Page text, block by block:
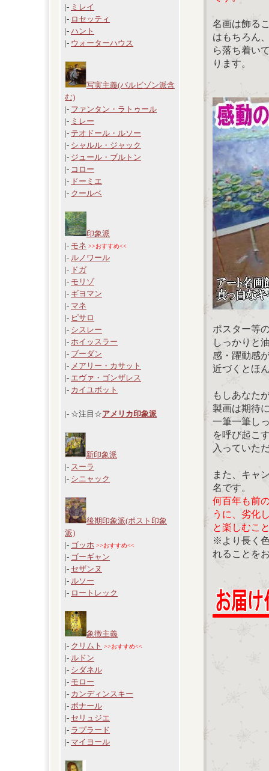
|- ミレイ
|- ロセッティ
|- ハント
|- ウォーターハウス
写実主義(バルビゾン派含
む)
|- ファンタン・ラトゥール
|- ミレー
|- テオドール・ルソー
|- シャルル・ジャック
|- ジュール・ブルトン
|- コロー
|- ドーミエ
|- クールベ
印象派
|- モネ >>おすすめ<<
|- ルノワール
|- ドガ
|- モリゾ
|- ギヨマン
|- マネ
|- ピサロ
|- シスレー
|- ホイッスラー
|- ブーダン
|- メアリー・カサット
|- エヴァ・ゴンザレス
|- カイユボット
|- ☆注目☆アメリカ印象派
新印象派
|- スーラ
|- シニャック
後期印象派(ポスト印象
派)
|- ゴッホ >>おすすめ<<
|- ゴーギャン
|- セザンヌ
|- ルソー
|- ロートレック
象徴主義
|- クリムト >>おすすめ<<
|- ルドン
|- シダネル
|- モロー
|- カンディンスキー
|- ボナール
|- セリュジエ
|- ラプラード
|- マイヨール
名画は飾る
はもちろん
ら落ち着い
ります。
ポスター等
しっかりと
感・躍動感
近づくとほ
もしあなた
製画は期待
一筆一筆し
を呼び起こ
入っていた
また、キャ
名です。
何百年も前
うに、劣化
と楽しむこ
※より長く
れることを